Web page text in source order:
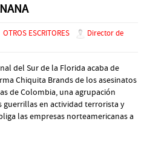
OTROS ESCRITORES
Director de
del Sur de la Florida acaba de
Chiquita Brands de los asesinatos
de Colombia, una agrupación
en actividad terrorista y
las empresas norteamericanas a